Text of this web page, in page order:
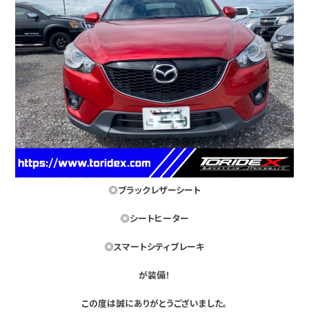
◎ブラックレザーシート
◎シートヒーター
◎スマートシティブレーキ
が装備！
この度は誠にありがとうございました。